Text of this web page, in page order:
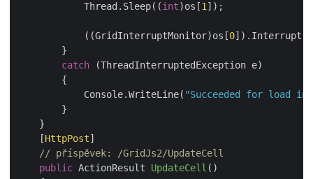
            Thread.Sleep((
int)os[1 ]);
            ((GridInterruptMonitor)os[
0
        }
catch (ThreadInterruptedException e)
        {
            Console.WriteLine(
"Succeeded for load
        }
    }
    [
HttpPost]
// příspěvek: /GridJs2/UpdateCell
public ActionResult UpdateCell ( )